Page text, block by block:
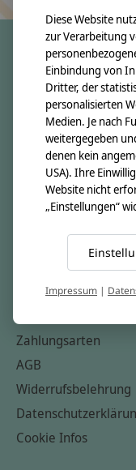
crêpes suzette
Über uns
Unsere Creppies
Nähkästchen
Unsere Stoffe
Impressum
Informationen
Kontakt
Zahlungsarten
AGB
Widerrufsbelehrung
Cookie Infos
Diese Website
zur Verarbeitung
Einbindung von
Dritter, der
personalisierten
Medien. Je nach
weitergegeben
denen kein
USA). Ihre
Website nicht
„Einstellungen“
Impressum |